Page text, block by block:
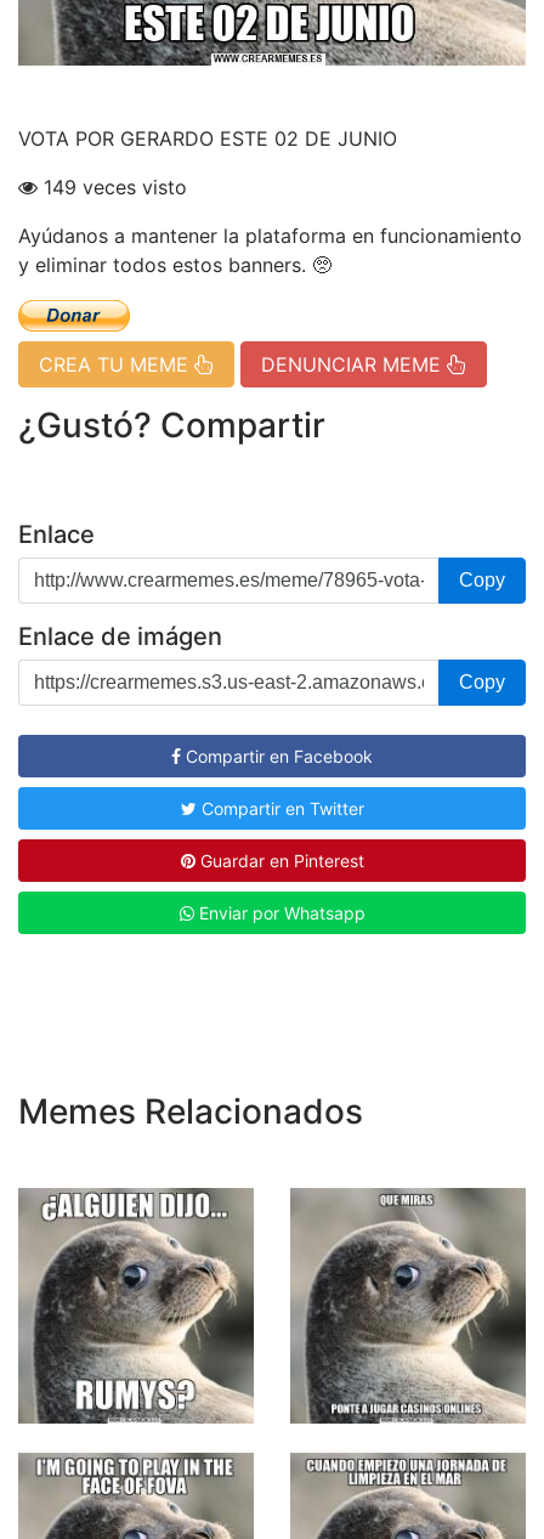
VOTA POR GERARDO ESTE 02 DE JUNIO
149 veces visto
Ayúdanos a mantener la plataforma en funcionamiento
y eliminar todos estos banners. 🥺
CREA TU MEME DENUNCIAR MEME
¿Gustó? Compartir
Enlace
Copy
Enlace de imágen
Copy
Compartir en Facebook
Compartir en Twitter
Guardar en Pinterest
Enviar por Whatsapp
Memes Relacionados